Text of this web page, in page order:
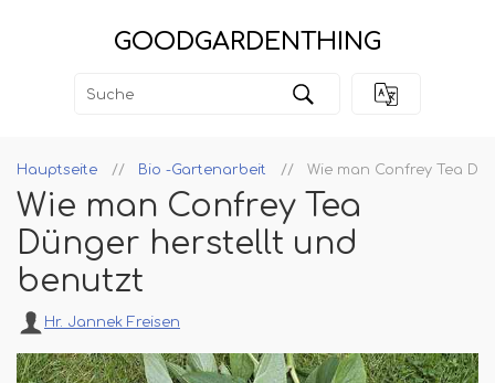
GOODGARDENTHING
Hauptseite Bio -Gartenarbeit Wie man Confrey Tea
Wie man Confrey Tea
Dünger herstellt und
benutzt
Hr. Jannek Freisen